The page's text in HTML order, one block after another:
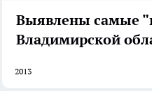
Выявлены самые
Владимирской
2013